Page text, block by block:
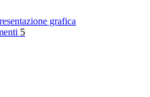
grafica
5